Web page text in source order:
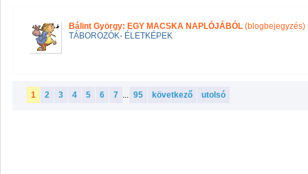
Bálint György: EGY MACSKA NAPLÓJÁBÓL (blogbejegyzés)
TÁBOROZÓK- ÉLETKÉPEK
1 2 3 4 5 6 7 ... 95 következő utolsó